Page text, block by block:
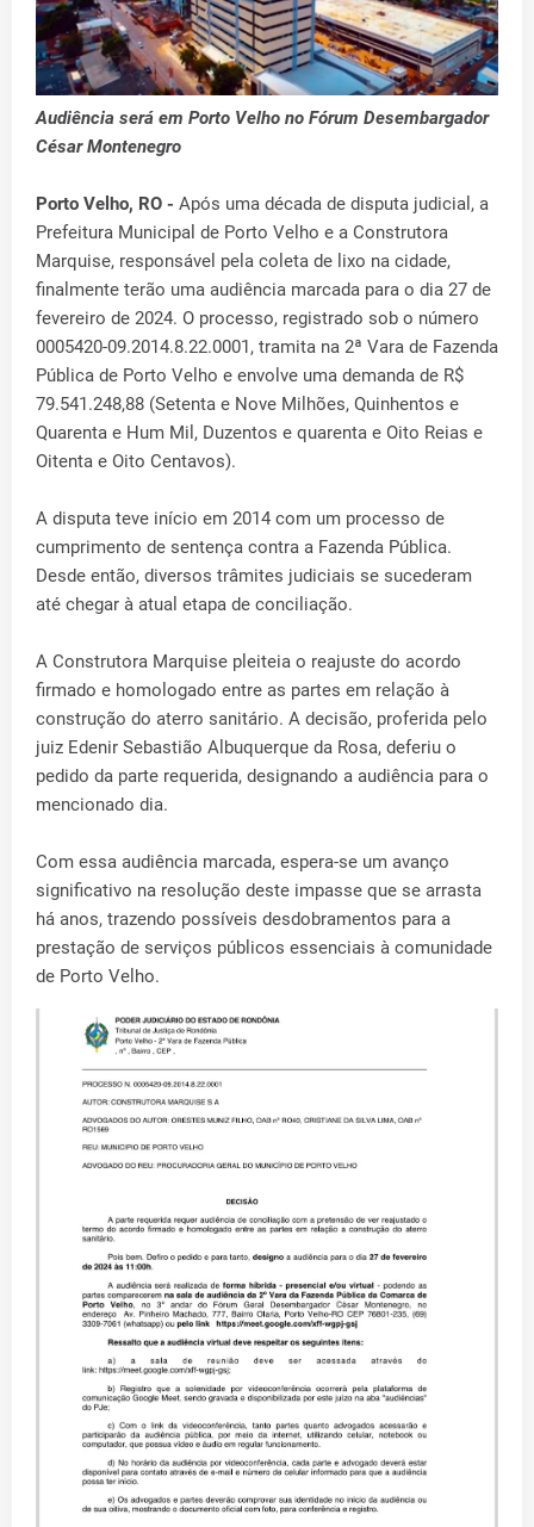
Audiência será em Porto Velho no Fórum Desembargador
César Montenegro
Porto Velho, RO - Após uma década de disputa judicial, a
Prefeitura Municipal de Porto Velho e a Construtora
Marquise, responsável pela coleta de lixo na cidade,
finalmente terão uma audiência marcada para o dia 27 de
fevereiro de 2024. O processo, registrado sob o número
0005420-09.2014.8.22.0001, tramita na 2ª Vara de Fazenda
Pública de Porto Velho e envolve uma demanda de R$
79.541.248,88 (Setenta e Nove Milhões, Quinhentos e
Quarenta e Hum Mil, Duzentos e quarenta e Oito Reias e
Oitenta e Oito Centavos).
A disputa teve início em 2014 com um processo de
cumprimento de sentença contra a Fazenda Pública.
Desde então, diversos trâmites judiciais se sucederam
até chegar à atual etapa de conciliação.
A Construtora Marquise pleiteia o reajuste do acordo
firmado e homologado entre as partes em relação à
construção do aterro sanitário. A decisão, proferida pelo
juiz Edenir Sebastião Albuquerque da Rosa, deferiu o
pedido da parte requerida, designando a audiência para o
mencionado dia.
Com essa audiência marcada, espera-se um avanço
significativo na resolução deste impasse que se arrasta
há anos, trazendo possíveis desdobramentos para a
prestação de serviços públicos essenciais à comunidade
de Porto Velho.